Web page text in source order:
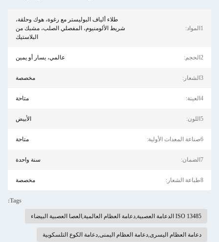
1المواد:
طلاء ألياف البوليستر مع رغوة، هوك وحلقة،
شريط الألومنيوم، المفصلي الصلب، مشبك من
البلاستيك
2الحجم: عالمي، يسار أو يمين
3الشعار: مخصصة
4العينة: متاحة
5اللون: الأبيض
6صناعة المعدات الأولية: متاحة
7الضمان: سنة واحدة
8طباعة الشعار: مخصصة
Tags:
ISO 13485 الدعامة العصبية,دعامة العظام العالمية,العصا العصبية البيضاء
دعامة العظام اليسرى,دعامة العظام اليمنى,دعامة الكوع التلسكوبية